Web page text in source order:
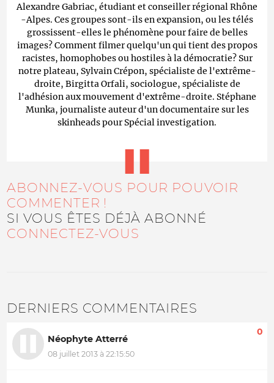
Alexandre Gabriac, étudiant et conseiller régional Rhône
-Alpes. Ces groupes sont-ils en expansion, ou les télés
grossissent-elles le phénomène pour faire de belles
images? Comment filmer quelqu'un qui tient des propos
racistes, homophobes ou hostiles à la démocratie? Sur
notre plateau, Sylvain Crépon, spécialiste de l'extrême-
droite, Birgitta Orfali, sociologue, spécialiste de
l'adhésion aux mouvement d'extrême-droite. Stéphane
Munka, journaliste auteur d'un documentaire sur les
skinheads pour Spécial investigation.
ABONNEZ-VOUS POUR POUVOIR
COMMENTER !
SI VOUS ÊTES DÉJÀ ABONNÉ
CONNECTEZ-VOUS
DERNIERS COMMENTAIRES
Néophyte Atterré
08 juillet 2013 à 22:15:50
0